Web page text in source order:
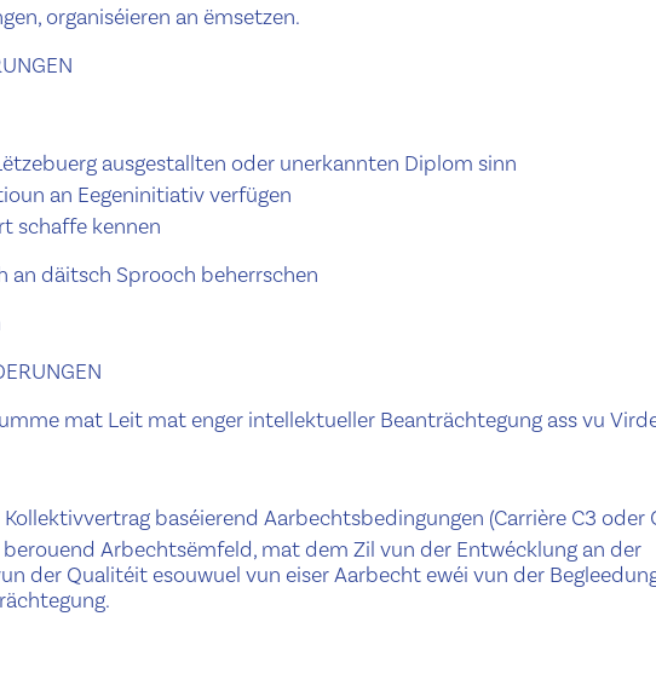
organiséieren an ëmsetzen.
ausgestallten oder unerkannten Diplom sinn
an Eegeninitiativ verfügen
schaffe kennen
an däitsch Sprooch beherrschen
mat Leit mat enger intellektueller Beanträchtegung ass vu
baséierend Aarbechtsbedingungen (Carrière C3 oder
Arbechtsëmfeld, mat dem Zil vun der Entwécklung an der
der Qualitéit esouwuel vun eiser Aarbecht ewéi vun der